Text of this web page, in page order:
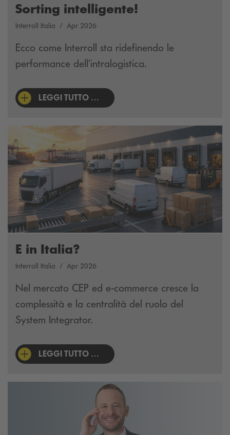
Sorting intelligente!
Interroll Italia Apr 2026
Ecco come Interroll sta ridefinendo le
performance dell’intralogistica.
LEGGI TUTTO …
E in Italia?
Interroll Italia Apr 2026
Nel mercato CEP ed e-commerce cresce la
complessità e la centralità del ruolo del
System Integrator.
LEGGI TUTTO …